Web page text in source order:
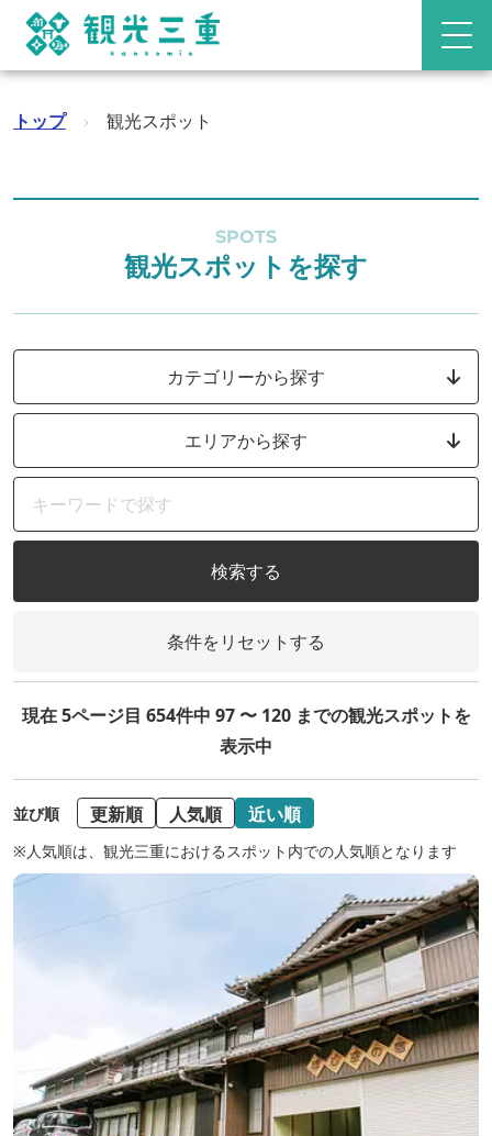
トップ › 観光スポット
SPOTS
観光スポットを探す
カテゴリーから探す
エリアから探す
検索する
条件をリセットする
現在 5ページ目 654件中 97 〜 120 までの観光スポットを
表示中
並び順 更新順 人気順 近い順
※人気順は、観光三重におけるスポット内での人気順となります